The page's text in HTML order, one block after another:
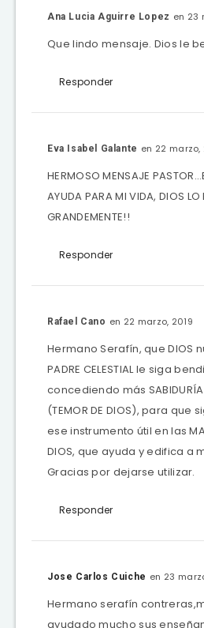
Ana Lucia Aguirre Lopez en 23
Que lindo mensaje. Dios le
Responder
Eva Isabel Galante en 22 marzo,
HERMOSO MENSAJE
AYUDA PARA MI VIDA, DIOS LO
GRANDEMENTE!!
Responder
Rafael Cano en 22 marzo, 2019
Hermano Serafín, que DIOS
PADRE CELESTIAL le siga
concediendo más SABIDURÍA
(TEMOR DE DIOS), para que
ese instrumento útil en las
DIOS, que ayuda y edifica a
Gracias por dejarse utilizar.
Responder
Jose Carlos Cuiche en 23
Hermano serafín
ayudado mucho sus